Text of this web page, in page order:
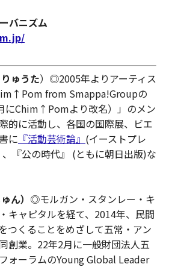
バニズム
ゅうた）◎2005年よりアーティス
from Smappa!Groupの
にChim↑Pomより改名）」のメン
的に活動し、各国の国際展、ビエ
に 『活動芸術論』 (イーストプレ
『公の時代』 (ともに朝日出版)な
ん） ◎モルガン・スタンレー・キ
キャピタルを経て、2014年、民間
つくることをめざして五常・アン
創業。22年2月に一般財団法人五
ォーラムのYoung Global Leader